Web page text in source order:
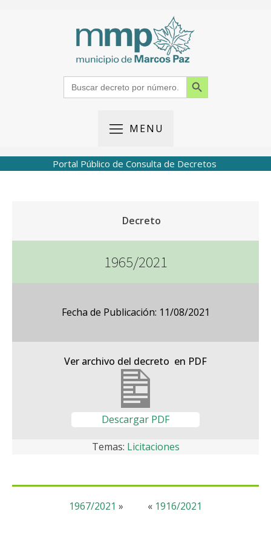
Search
for:
Search Button
MENU
Portal Público de Consulta de Decretos
Decreto
1965/2021
Fecha de Publicación: 11/08/2021
Ver archivo del decreto en PDF
Descargar PDF
Temas: Licitaciones
« 1916/2021
1967/2021 »